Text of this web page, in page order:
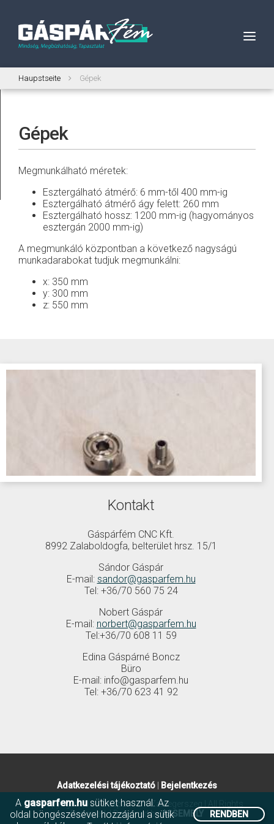
Haupstseite Gépek
Gépek
Megmunkálható méretek:
Esztergálható átmérő: 6 mm-től 400 mm-ig
Esztergálható átmérő ágy felett: 260 mm
Esztergálható hossz: 1200 mm-ig (hagyományos
esztergán 2000 mm-ig)
A megmunkáló központban a következő nagyságú
munkadarabokat tudjuk megmunkálni:
x: 350 mm
y: 300 mm
z: 550 mm
Kontakt
Gáspárfém CNC Kft.
8992 Zalaboldogfa, belterület hrsz. 15/1
Sándor Gáspár
E-mail: sandor@gasparfem.hu
Tel: +36/70 560 75 24
Nobert Gáspár
E-mail: norbert@gasparfem.hu
Tel:+36/70 608 11 59
Edina Gáspárné Boncz
Büro
E-mail: info@gasparfem.hu
Tel: +36/70 623 41 92
Adatkezelési tájékoztató
Bejelentkezés
© Copyright 2026 Gáspár Fém Zalaegerszeg | All Rights
Reserved. | Designed byASSEMBLY
A gasparfem.hu sütiket használ. Az
oldal böngészésével hozzájárul a sütik
RENDBEN